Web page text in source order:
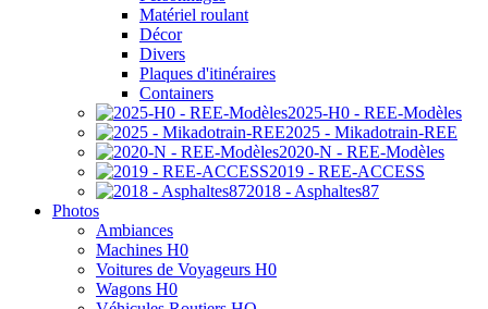
Matériel roulant
Décor
Divers
Plaques d'itinéraires
Containers
2025-H0 - REE-Modèles
2025 - Mikadotrain-REE
2020-N - REE-Modèles
2019 - REE-ACCESS
2018 - Asphaltes87
Photos
Ambiances
Machines H0
Voitures de Voyageurs H0
Wagons H0